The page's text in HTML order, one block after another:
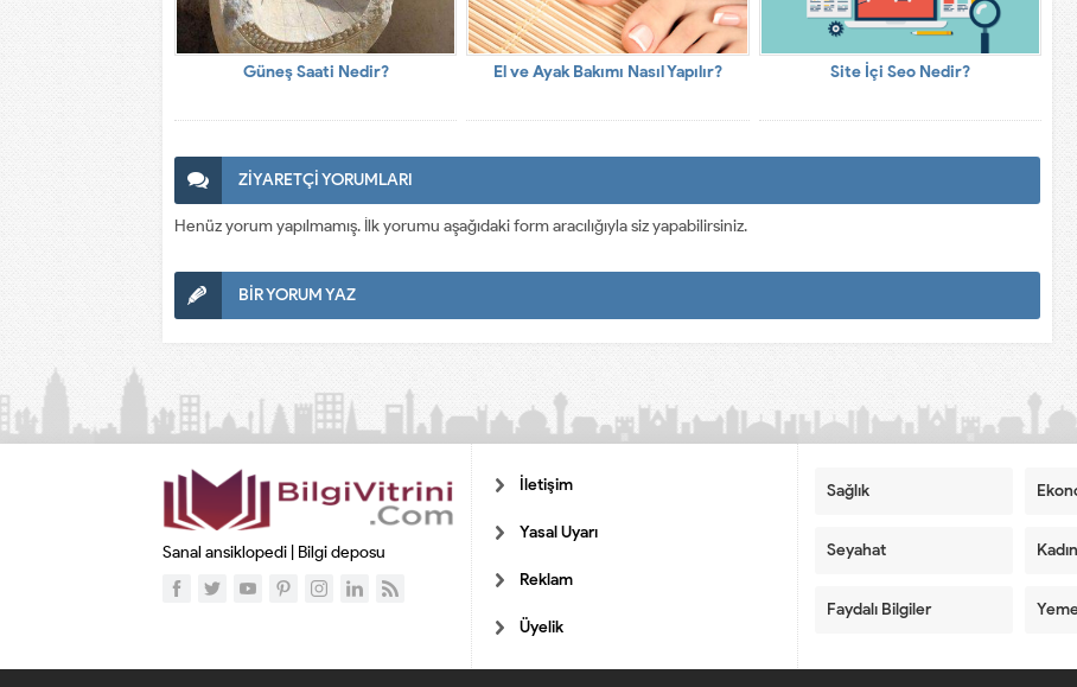
Güneş Saati Nedir? El ve Ayak Bakımı Nasıl Yapılır? Site İçi Seo Nedir?
ZİYARETÇİ YORUMLARI
Henüz yorum yapılmamış. İlk yorumu aşağıdaki form aracılığıyla siz yapabilirsiniz.
BİR YORUM YAZ
Sanal ansiklopedi | Bilgi deposu
İletişim
Yasal Uyarı
Reklam
Üyelik
Sağlık
Seyahat
Faydalı Bilgiler